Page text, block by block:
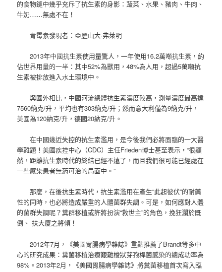
的食物鏈中幾乎充斥了抗生素的身影：蔬菜、水果、豬肉、牛肉、
牛奶……無處不在！
青霉素發現者：亞歷山大·弗萊明
2013年中國抗生素使用量驚人，一年使用16.2萬噸抗生素，約
佔世界用量的一半：其中52%為獸用，48%為人用，超過5萬噸抗
生素被排放進入水土環境中。
與國外相比，中國河流總體抗生素濃度較高，測量濃度最高達
7560納克/升，平均也有303納克/升；然而意大利僅為9納克/升，
美國為120納克/升，德國20納克/升。
在中國幾近失控的抗生素濫用，是今後我們必將面臨的一大醫
學難題！美國疾控中心（CDC）主任Frieden博士甚至表示，“很顯
然，距離抗生素時代的終結已經不遠了，而且我們很可能已經處在
一些感染患者無葯可治的局面中。”
那麼，在後抗生素時代，抗生素濫用在產生“此起彼伏”的耐藥
性的同時，也必將造成嚴重的人體菌群失調。可是，如何應對人體
的菌群失調呢？糞群移植或許將扮演“救世主”的角色，挽狂瀾於既
倒、 扶大廈之將傾！
2012年7月，《美國胃腸病學雜誌》重點推薦了Brandt等多中
心的研究成果：糞菌移植治療艱難梭狀芽孢桿菌感染的總成功率為
98%。2013年2月，《美國胃腸病學雜誌》將糞菌移植首次寫入臨